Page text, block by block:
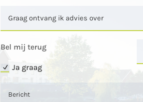
Bel mij terug
Ja graag